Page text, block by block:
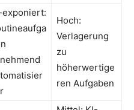
exponiert:
Hoch:
Verlagerung
zu
höherwertige
ren Aufgaben